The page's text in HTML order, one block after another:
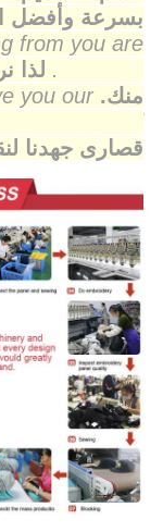
بسرعة وأفضل
from you are
لذا
منك. you our
respond .
قصارى جهدنا